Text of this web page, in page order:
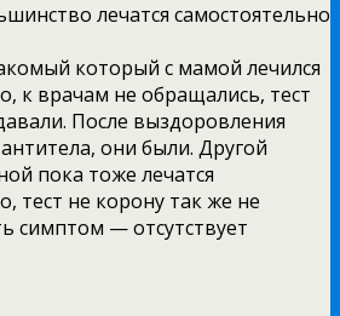
лечатся самостоятельно
который с мамой лечился
к врачам не обращались, тест
После выздоровления
они были. Другой
пока тоже лечатся
тест не корону так же не
симптом — отсутствует